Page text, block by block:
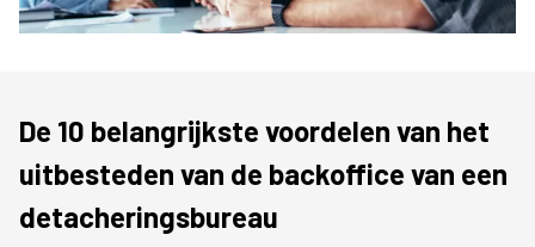
De 10 belangrijkste voordelen van het
uitbesteden van de backoffice van een
detacheringsbureau